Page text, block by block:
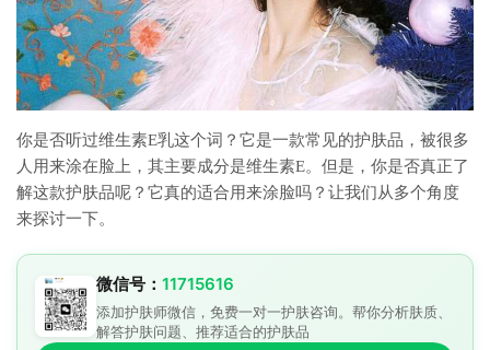
你是否听过维生素E乳这个词？它是一款常见的护肤品，被很多
人用来涂在脸上，其主要成分是维生素E。但是，你是否真正了
解这款护肤品呢？它真的适合用来涂脸吗？让我们从多个角度
来探讨一下。
微信号： 11715616
添加护肤师微信，免费一对一护肤咨询。帮你分析肤质、
解答护肤问题、推荐适合的护肤品